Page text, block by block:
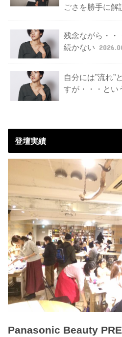
ごさを勝手に解
残念ながら・・
続かない
自分には”流れ”
すが・・・とい
登壇実績
Panasonic Beauty